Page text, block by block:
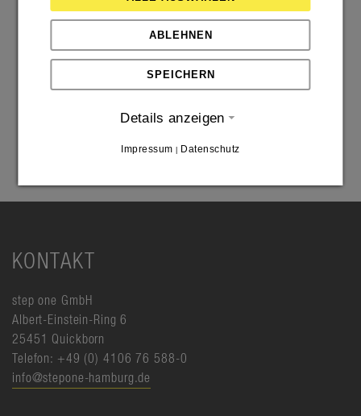
KONTAKT
step one GmbH
Albert-Einstein-Ring 6
25451 Quickborn
Telefon: +49 (0) 4106 76 588-0
info@stepone-hamburg.de
ABLEHNEN
SPEICHERN
Details anzeigen
Impressum Datenschutz